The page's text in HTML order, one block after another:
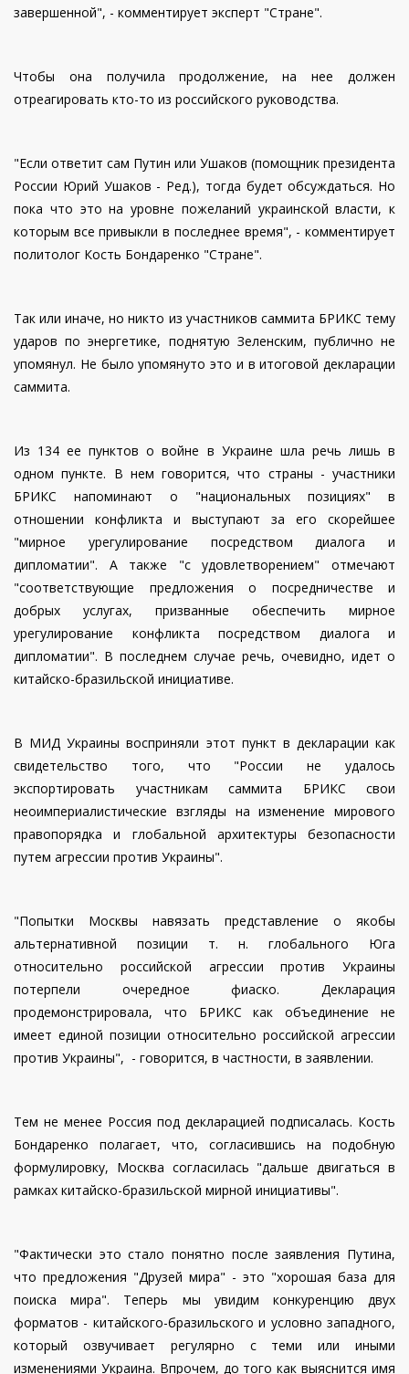
завершенной", - комментирует эксперт "Стране".
Чтобы она получила продолжение, на нее должен
отреагировать кто-то из российского руководства.
"Если ответит сам Путин или Ушаков (помощник президента
России Юрий Ушаков - Ред.), тогда будет обсуждаться. Но
пока что это на уровне пожеланий украинской власти, к
которым все привыкли в последнее время", - комментирует
политолог Кость Бондаренко "Стране".
Так или иначе, но никто из участников саммита БРИКС тему
ударов по энергетике, поднятую Зеленским, публично не
упомянул. Не было упомянуто это и в итоговой декларации
саммита.
Из 134 ее пунктов о войне в Украине шла речь лишь в
одном пункте. В нем говорится, что страны - участники
БРИКС напоминают о "национальных позициях" в
отношении конфликта и выступают за его скорейшее
"мирное урегулирование посредством диалога и
дипломатии". А также "с удовлетворением" отмечают
"соответствующие предложения о посредничестве и
добрых услугах, призванные обеспечить мирное
урегулирование конфликта посредством диалога и
дипломатии". В последнем случае речь, очевидно, идет о
китайско-бразильской инициативе.
В МИД Украины восприняли этот пункт в декларации как
свидетельство того, что "России не удалось
экспортировать участникам саммита БРИКС свои
неоимпериалистические взгляды на изменение мирового
правопорядка и глобальной архитектуры безопасности
путем агрессии против Украины".
"Попытки Москвы навязать представление о якобы
альтернативной позиции т. н. глобального Юга
относительно российской агрессии против Украины
потерпели очередное фиаско. Декларация
продемонстрировала, что БРИКС как объединение не
имеет единой позиции относительно российской агрессии
против Украины", - говорится, в частности, в заявлении.
Тем не менее Россия под декларацией подписалась. Кость
Бондаренко полагает, что, согласившись на подобную
формулировку, Москва согласилась "дальше двигаться в
рамках китайско-бразильской мирной инициативы".
"Фактически это стало понятно после заявления Путина,
что предложения "Друзей мира" - это "хорошая база для
поиска мира". Теперь мы увидим конкуренцию двух
форматов - китайского-бразильского и условно западного,
который озвучивает регулярно с теми или иными
изменениями Украина. Впрочем, до того как выяснится имя